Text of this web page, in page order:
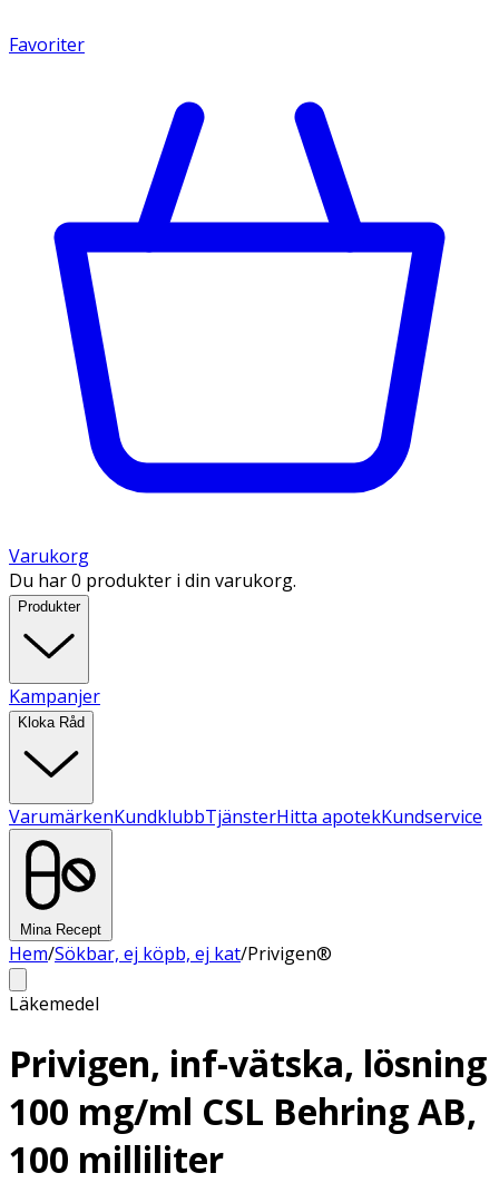
Favoriter
Varukorg
Du har 0 produkter i din varukorg.
Produkter
Kampanjer
Kloka Råd
VarumärkenKundklubbTjänsterHitta apotekKundservice
Mina Recept
Hem/Sökbar, ej köpb, ej kat/Privigen®
Läkemedel
Privigen, inf-vätska, lösning
100 mg/ml CSL Behring AB,
100 milliliter